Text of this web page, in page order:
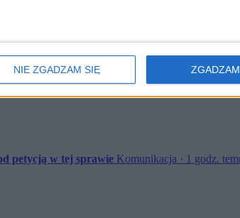
NIE ZGADZAM SIĘ
Krakowa.
petycją w tej sprawie Komunikacja · 1 godz.